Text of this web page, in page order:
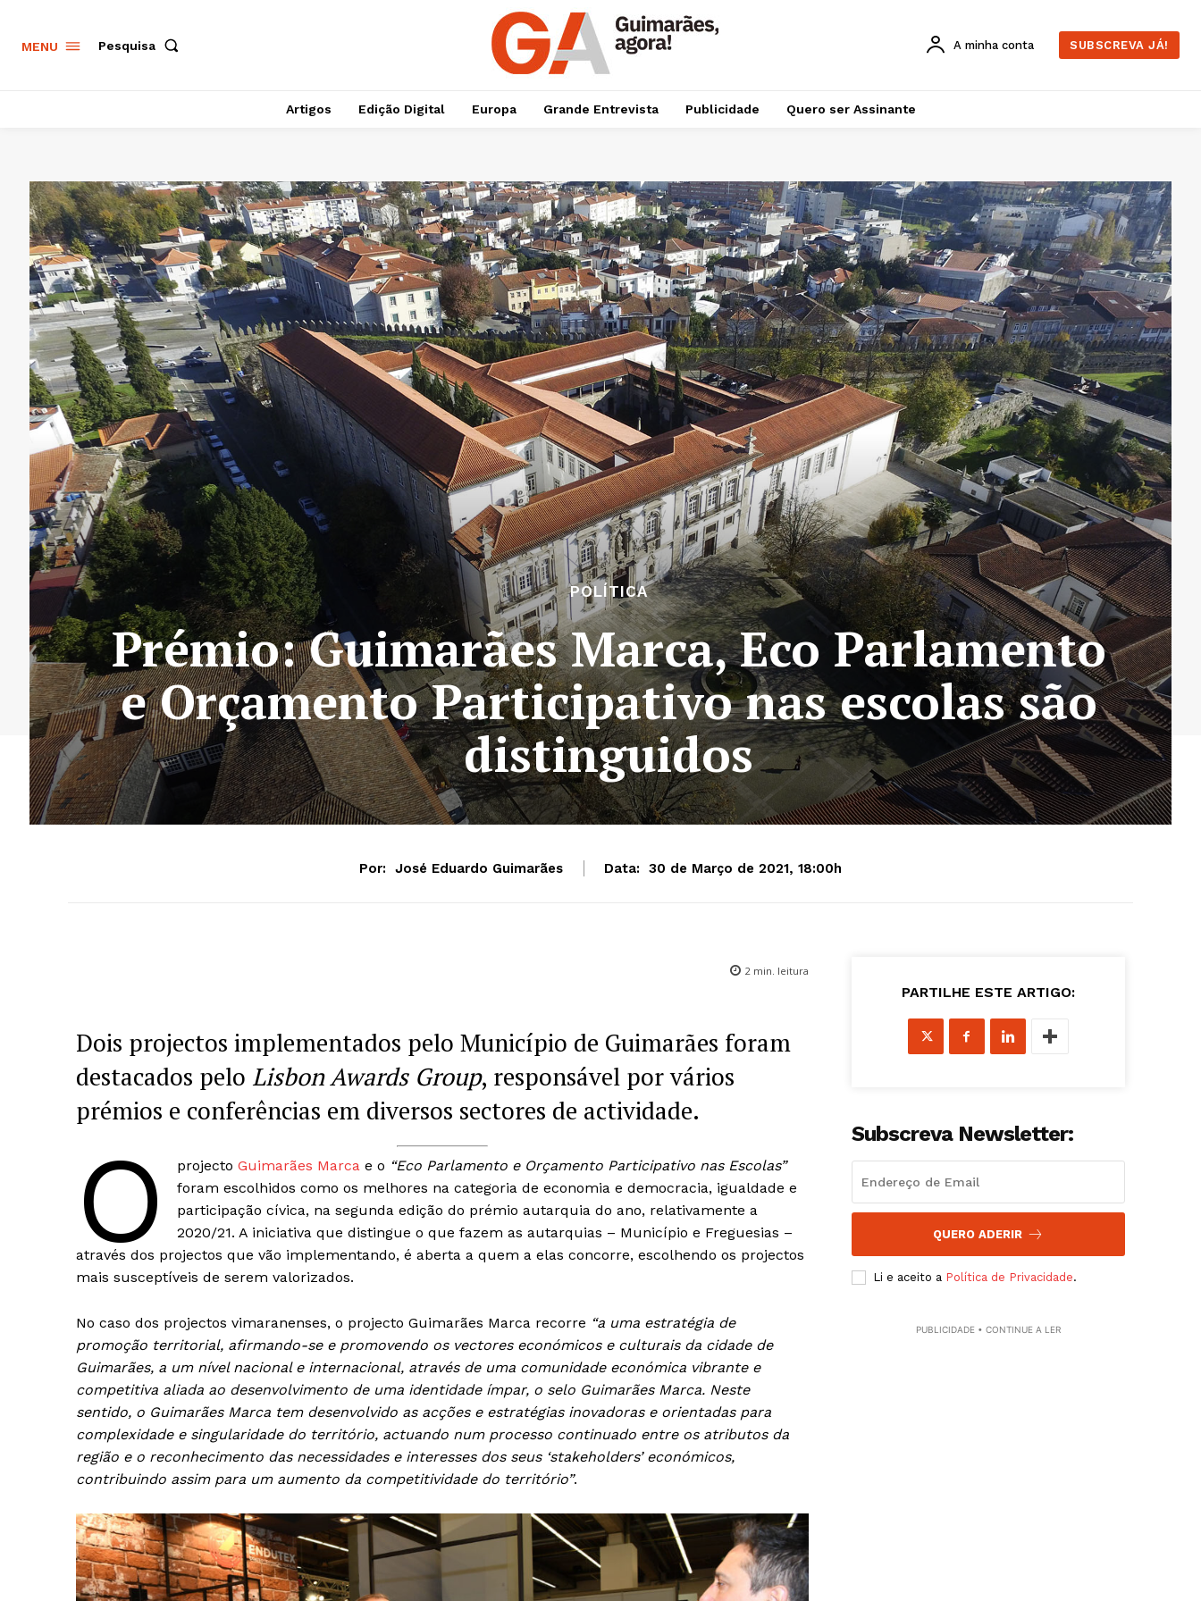
MENU Pesquisa A minha conta SUBSCREVA JÁ!
Artigos Edição Digital Europa Grande Entrevista Publicidade Quero ser Assinante
POLÍTICA
Prémio: Guimarães Marca, Eco Parlamento
e Orçamento Participativo nas escolas são
distinguidos
Por: José Eduardo Guimarães Data: 30 de Março de 2021, 18:00h
2min. leitura
Dois projectos implementados pelo Município de Guimarães foram
destacados pelo Lisbon Awards Group, responsável por vários
prémios e conferências em diversos sectores de actividade.
O projectoGuimarães Marca e o “Eco Parlamento e Orçamento Participativo nas Escolas”
foram escolhidos como os melhores na categoria de economia e democracia, igualdade e
participação cívica, na segunda edição do prémio autarquia do ano, relativamente a
2020/21. A iniciativa que distingue o que fazem as autarquias – Município e Freguesias –
através dos projectos que vão implementando, é aberta a quem a elas concorre, escolhendo os projectos
mais susceptíveis de serem valorizados.
No caso dos projectos vimaranenses, o projecto Guimarães Marca recorre “a uma estratégia de
promoção territorial, afirmando-se e promovendo os vectores económicos e culturais da cidade de
Guimarães, a um nível nacional e internacional, através de uma comunidade económica vibrante e
competitiva aliada ao desenvolvimento de uma identidade ímpar, o selo Guimarães Marca. Neste
sentido, o Guimarães Marca tem desenvolvido as acções e estratégias inovadoras e orientadas para
complexidade e singularidade do território, actuando num processo continuado entre os atributos da
região e o reconhecimento das necessidades e interesses dos seus ‘stakeholders’ económicos,
contribuindo assim para um aumento da competitividade do território”.
PARTILHE ESTE ARTIGO:
Subscreva Newsletter:
QUERO ADERIR
Li e aceito a Política de Privacidade.
PUBLICIDADE • CONTINUE A LER